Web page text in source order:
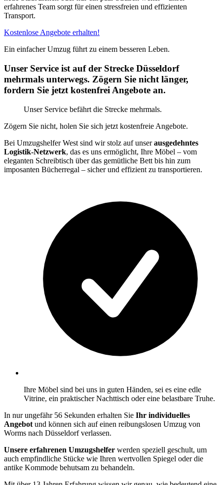
erfahrenes Team sorgt für einen stressfreien und effizienten
Transport.
Kostenlose Angebote erhalten!
Ein einfacher Umzug führt zu einem besseren Leben.
Unser Service ist auf der Strecke Düsseldorf
mehrmals unterwegs. Zögern Sie nicht länger,
fordern Sie jetzt kostenfrei Angebote an.
Unser Service befährt die Strecke mehrmals.
Zögern Sie nicht, holen Sie sich jetzt kostenfreie Angebote.
Bei Umzugshelfer West sind wir stolz auf unserausgedehntes
Logistik-Netzwerk, das es uns ermöglicht, Ihre Möbel – vom
eleganten Schreibtisch über das gemütliche Bett bis hin zum
imposanten Bücherregal – sicher und effizient zu transportieren.
Ihre Möbel sind bei uns in guten Händen, sei es eine edle
Vitrine, ein praktischer Nachttisch oder eine belastbare Truhe.
In nur ungefähr 56 Sekunden erhalten Sie Ihr individuelles
Angebot und können sich auf einen reibungslosen Umzug von
Worms nach Düsseldorf verlassen.
Unsere erfahrenen Umzugshelfer werden speziell geschult, um
auch empfindliche Stücke wie Ihren wertvollen Spiegel oder die
antike Kommode behutsam zu behandeln.